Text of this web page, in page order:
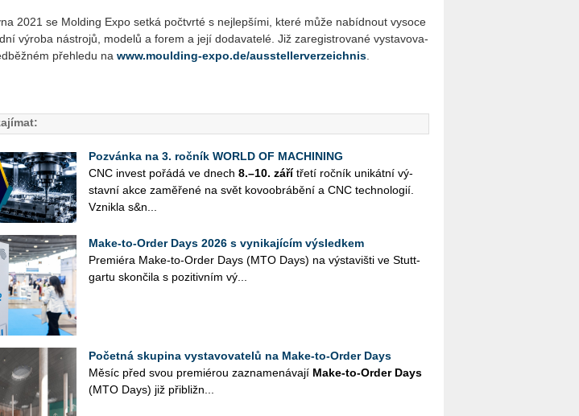
2021 se Mol­ding Expo setká po­čtvr­té s nej­lep­ší­mi, které může na­bíd­nout vy­so­ce
vý­ro­ba ná­stro­jů, mo­de­lů a forem a její do­da­va­te­lé. Již za­re­gis­tro­va­né vy­sta­vo­va­
pře­hle­du na www.moulding-expo.de/ausstellerverzeichnis
Pozvánka na 3. ročník WORLD OF MACHINING
CNC in­vest po­řá­dá ve dnech 8.–10. zářítřetí roč­ník uni­kát­ní vý­
stav­ní akce za­mě­ře­né na svět ko­vo­ob­rá­bě­ní a CNC tech­no­lo­gií.
Vznik­la s&n...
Make-to-Order Days 2026 s vynikajícím výsledkem
Pre­mi­é­ra Make-to-Order Days (MTO Days) na vý­sta­viš­ti ve Stutt­
gar­tu skon­či­la s po­zi­tiv­ním vý...
Početná skupina vystavovatelů na Make-to-Order Days
Měsíc před svou pre­mi­é­rou za­zna­me­ná­va­jí Make-to-Order Days
(MTO Days) již při­bliž­n...